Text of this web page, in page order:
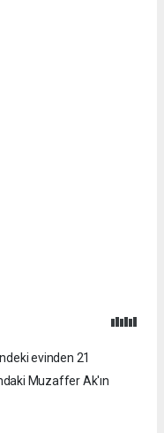
evinden 21
Muzaffer Ak'ın